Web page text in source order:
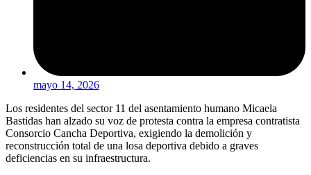
mayo 14, 2026
Los residentes del sector 11 del asentamiento humano Micaela
Bastidas han alzado su voz de protesta contra la empresa contratista
Consorcio Cancha Deportiva, exigiendo la demolición y
reconstrucción total de una losa deportiva debido a graves
deficiencias en su infraestructura.